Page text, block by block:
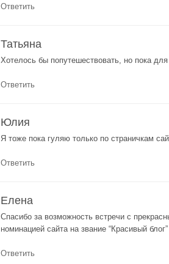
Ответить
Татьяна
Хотелось бы попутешествовать, но пока
Ответить
Юлия
Я тоже пока гуляю только по страничкам
Ответить
Елена
Спасибо за возможность встречи с
номинацией сайта на звание “Красивый
Ответить